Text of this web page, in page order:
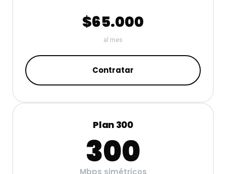
$65.000
al mes
Contratar
Plan 300
300